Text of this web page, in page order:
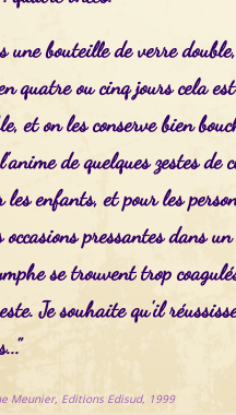
une bouteille de verre
quatre ou cinq jours cela
et on les conserve bien
de quelques zestes de
enfants, et pour les
pressantes dans
se trouvent trop
Je souhaite qu'il
Meunier, Editions Edisud, 1999